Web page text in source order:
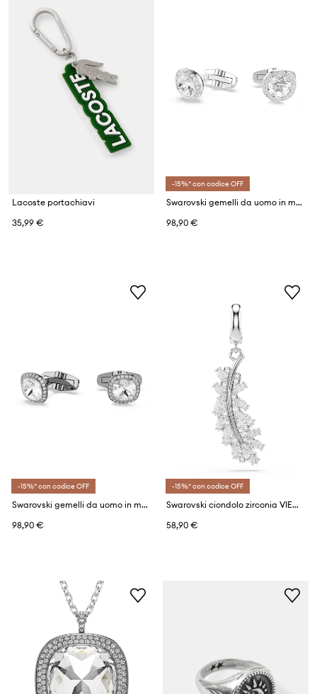
Lacoste portachiavi
35,99 €
-15%* con codice OFF
Swarovski gemelli da uomo in metallo cristallo di Swarovski UNA
98,90 €
-15%* con codice OFF
Swarovski gemelli da uomo in metallo cristallo di Swarovski UNA
98,90 €
-15%* con codice OFF
Swarovski ciondolo zirconia VIENNA
58,90 €